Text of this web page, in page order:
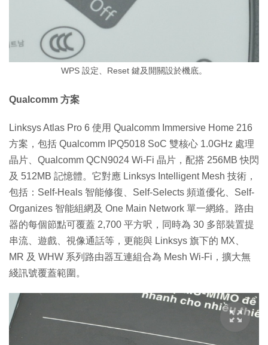
WPS 設定、Reset 鍵及開關設於機底。
Qualcomm 方案
Linksys Atlas Pro 6 使用 Qualcomm Immersive Home 216
方案，包括 Qualcomm IPQ5018 SoC 雙核心 1.0GHz 處理
晶片、Qualcomm QCN9024 Wi-Fi 晶片，配搭 256MB 快閃
及 512MB 記憶體。它對應 Linksys Intelligent Mesh 技術，
包括：Self-Heals 智能修復、Self-Selects 頻道優化、Self-
Organizes 智能組網及 One Main Network 單一網絡。路由
器的每個節點可覆蓋 2,700 平方呎，同時為 30 多部裝置提
串流、遊戲、視像通話等，更能與 Linksys 旗下的 MX、
MR 及 WHW 系列路由器互連組合為 Mesh Wi-Fi，擴大無
綫訊號覆蓋範圍。